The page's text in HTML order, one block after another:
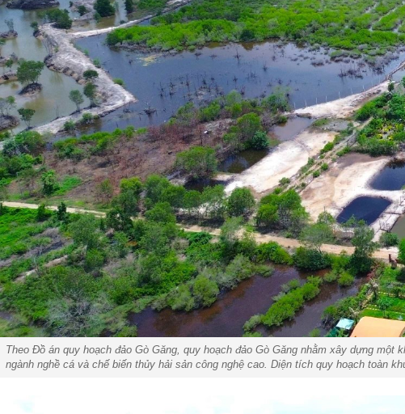
Theo Đồ án quy hoạch đảo Gò Găng, quy hoạch đảo Gò Găng nhằm xây dựng
ngành nghề cá và chế biến thủy hải sản công nghệ cao. Diện tích quy hoạch toàn